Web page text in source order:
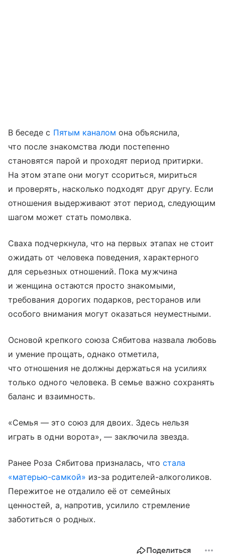
В беседе с Пятым каналом она объяснила,
что после знакомства люди постепенно
становятся парой и проходят период притирки.
На этом этапе они могут ссориться, мириться
и проверять, насколько подходят друг другу. Если
отношения выдерживают этот период, следующим
шагом может стать помолвка.
Сваха подчеркнула, что на первых этапах не стоит
ожидать от человека поведения, характерного
для серьезных отношений. Пока мужчина
и женщина остаются просто знакомыми,
требования дорогих подарков, ресторанов или
особого внимания могут оказаться неуместными.
Основой крепкого союза Сябитова назвала любовь
и умение прощать, однако отметила,
что отношения не должны держаться на усилиях
только одного человека. В семье важно сохранять
баланс и взаимность.
«Семья — это союз для двоих. Здесь нельзя
играть в одни ворота», — заключила звезда.
Ранее Роза Сябитова призналась, что стала
«матерью-самкой» из-за родителей-алкоголиков.
Пережитое не отдалило её от семейных
ценностей, а, напротив, усилило стремление
заботиться о родных.
Поделиться